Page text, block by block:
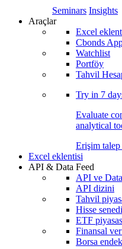
Seminars Insights
Araçlar
Excel
Cbonds
Watchlist
Portföy
Tahvil
Try in 7
Evaluate
analytical
Erişim talep
Excel eklentisi
API & Data Feed
API ve
API dizini
Tahvil
Hisse
ETF
Finansal
Borsa